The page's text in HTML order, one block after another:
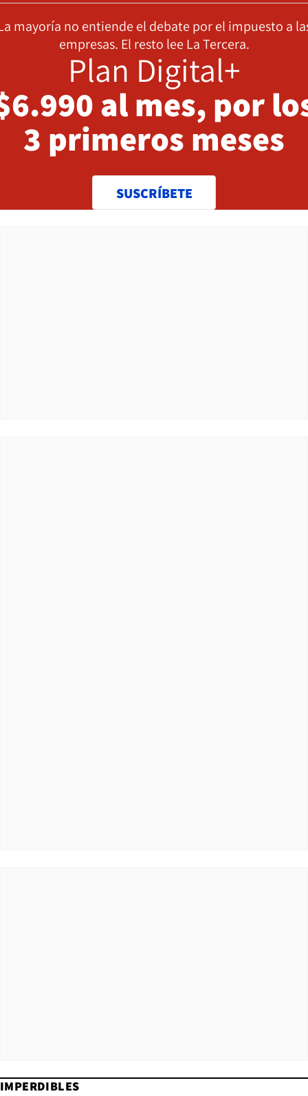
mayoría no entiende el debate por el impuesto a
empresas. El resto lee La Tercera.
Plan Digital+
al mes, por
3 primeros meses
SUSCRÍBETE
IMPERDIBLES